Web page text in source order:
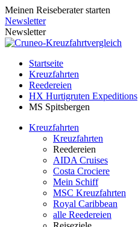
Meinen Reiseberater starten
Newsletter
Newsletter
Startseite
Kreuzfahrten
Reedereien
HX Hurtigruten Expeditions
MS Spitsbergen
Kreuzfahrten
Kreuzfahrten
Reedereien
AIDA Cruises
Costa Crociere
Mein Schiff
MSC Kreuzfahrten
Royal Caribbean
alle Reedereien